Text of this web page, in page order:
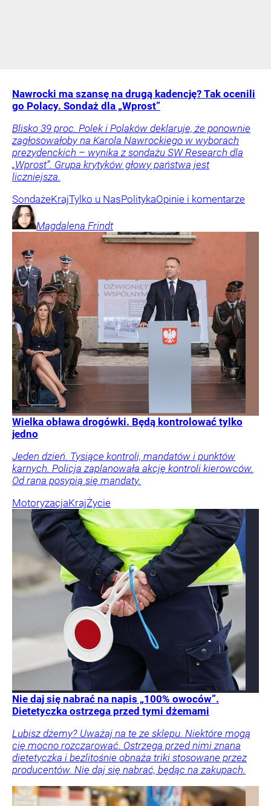
Nawrocki ma szansę na drugą kadencję? Tak ocenili
go Polacy. Sondaż dla „Wprost”
Blisko 39 proc. Polek i Polaków deklaruje, że ponownie
zagłosowałoby na Karola Nawrockiego w wyborach
prezydenckich – wynika z sondażu SW Research dla
„Wprost”. Grupa krytyków głowy państwa jest
liczniejsza.
SondażeKrajTylko u NasPolitykaOpinie i komentarze
Magdalena Frindt
Wielka obława drogówki. Będą kontrolować tylko
jedno
Jeden dzień. Tysiące kontroli, mandatów i punktów
karnych. Policja zaplanowała akcję kontroli kierowców.
Od rana posypią się mandaty.
MotoryzacjaKrajŻycie
Nie daj się nabrać na napis „100% owoców”.
Dietetyczka ostrzega przed tymi dżemami
Lubisz dżemy? Uważaj na te ze sklepu. Niektóre mogą
cię mocno rozczarować. Ostrzega przed nimi znana
dietetyczka i bezlitośnie obnaża triki stosowane przez
producentów. Nie daj się nabrać, będąc na zakupach.